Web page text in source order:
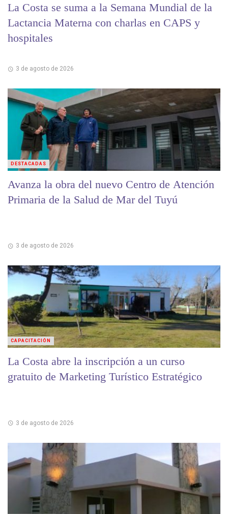
La Costa se suma a la Semana Mundial de la
Lactancia Materna con charlas en CAPS y
hospitales
3 de agosto de 2026
Avanza la obra del nuevo Centro de Atención
Primaria de la Salud de Mar del Tuyú
3 de agosto de 2026
DESTACADAS
La Costa abre la inscripción a un curso
gratuito de Marketing Turístico Estratégico
3 de agosto de 2026
CAPACITACIÓN